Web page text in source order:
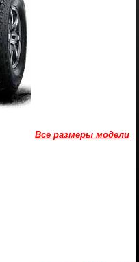
Все размеры модели